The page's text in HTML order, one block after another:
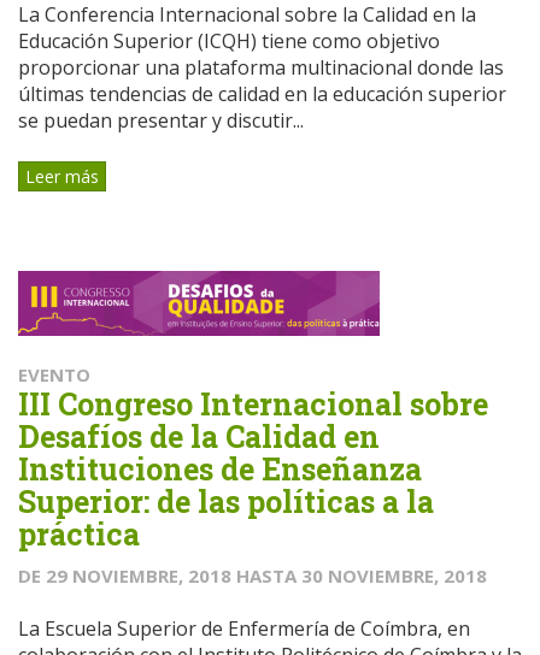
La Conferencia Internacional sobre la Calidad en la
Educación Superior (ICQH) tiene como objetivo
proporcionar una plataforma multinacional donde las
últimas tendencias de calidad en la educación superior
se puedan presentar y discutir...
Leer más
EVENTO
III Congreso Internacional sobre
Desafíos de la Calidad en
Instituciones de Enseñanza
Superior: de las políticas a la
práctica
DE 29 NOVIEMBRE, 2018 HASTA 30 NOVIEMBRE, 2018
La Escuela Superior de Enfermería de Coímbra, en